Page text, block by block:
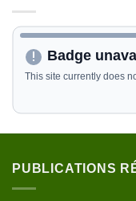
PUBLICATIONS